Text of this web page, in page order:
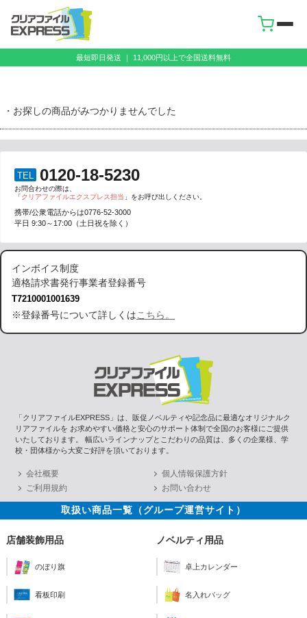
最短即日発送 ｜ 11,000円以上で全国送料無料
・お探しの商品がみつかりませんでした
TEL 0120-18-5230
お問合わせの際は、
「クリアファイルエクスプレス担当 」をお呼び出しください。
携帯/公衆電話からは0776-52-3000
平日 9:30～17:00（土日祝を除く）
インボイス制度
適格請求書発行事業者登録番号
T7210001001639
※登録番号について詳しくはこちら。
「クリアファイルEXPRESS」は、販促ノベルティや記念品に最適なオリジナルク
リアファイルを お求めやすい価格と安心のサポート体制で全国のお客様にご提供
いたしております。 幅広いラインナップとこだわりの品質は、多くの企業様、学
校・団体様から大変ご好評を頂いております。
会社概要
個人情報保護方針
ご利用規約
お問い合わせ
取扱い商品一覧（グループ運営サイト）
店舗装飾用品
のぼり旗
看板印刷
ノベルティ用品
卓上カレンダー
名入れバッグ